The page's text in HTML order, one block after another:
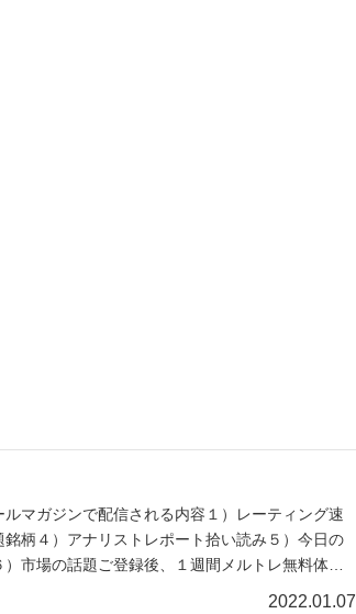
マガジンで配信される内容１）レーティング速
柄４）アナリストレポート拾い読み５）今日の
市場の話題ご登録後、１週間メルトレ無料体験
2022.01.07